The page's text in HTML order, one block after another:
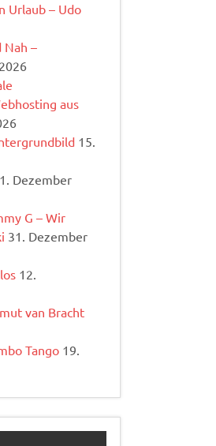
Urlaub – Udo
Nah –
aus
15.
Dezember
G – Wir
31. Dezember
12.
van Bracht
Tango 19.